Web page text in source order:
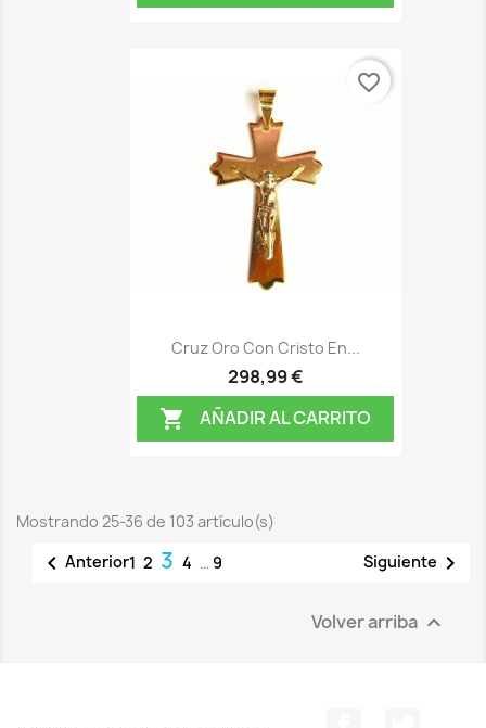
Cruz Oro Con Cristo En...
298,99 €
 AÑADIR AL CARRITO
favorite_border
Mostrando 25-36 de 103 artículo(s)
 Anterior1 2 3 4 … 9 Siguiente 
Volver arriba 